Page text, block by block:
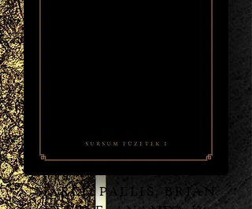
MARCO PALLIS, BRIAN